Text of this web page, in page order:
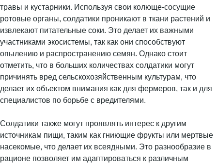
травы и кустарники. Используя свои колюще-сосущие
ротовые органы, солдатики проникают в ткани растений и
извлекают питательные соки. Это делает их важными
участниками экосистемы, так как они способствуют
опылению и распространению семян. Однако стоит
отметить, что в больших количествах солдатики могут
причинять вред сельскохозяйственным культурам, что
делает их объектом внимания как для фермеров, так и для
специалистов по борьбе с вредителями.
Солдатики также могут проявлять интерес к другим
источникам пищи, таким как гниющие фрукты или мертвые
насекомые, что делает их всеядными. Это разнообразие в
рационе позволяет им адаптироваться к различным